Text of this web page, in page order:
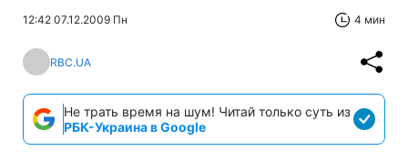
12:42 07.12.2009 Пн 4 мин
RBC.UA
Не трать время на шум! Читай только суть из
РБК-Украина в Google